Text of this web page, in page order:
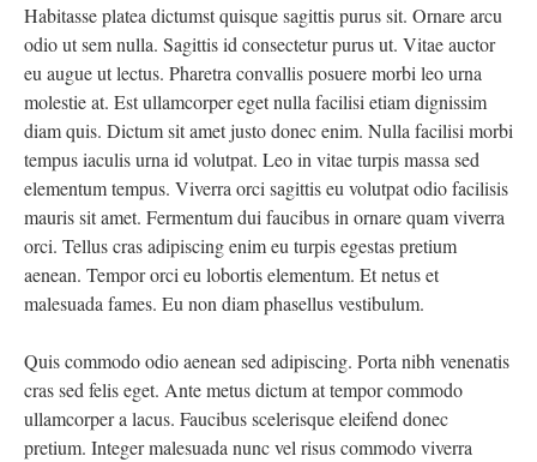
Habitasse platea dictumst quisque sagittis purus sit. Ornare arcu
odio ut sem nulla. Sagittis id consectetur purus ut. Vitae auctor
eu augue ut lectus. Pharetra convallis posuere morbi leo urna
molestie at. Est ullamcorper eget nulla facilisi etiam dignissim
diam quis. Dictum sit amet justo donec enim. Nulla facilisi morbi
tempus iaculis urna id volutpat. Leo in vitae turpis massa sed
elementum tempus. Viverra orci sagittis eu volutpat odio facilisis
mauris sit amet. Fermentum dui faucibus in ornare quam viverra
orci. Tellus cras adipiscing enim eu turpis egestas pretium
aenean. Tempor orci eu lobortis elementum. Et netus et
malesuada fames. Eu non diam phasellus vestibulum.
Quis commodo odio aenean sed adipiscing. Porta nibh venenatis
cras sed felis eget. Ante metus dictum at tempor commodo
ullamcorper a lacus. Faucibus scelerisque eleifend donec
pretium. Integer malesuada nunc vel risus commodo viverra